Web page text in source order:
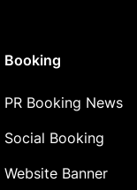
Booking
PR Booking News
Social Booking
Website Banner